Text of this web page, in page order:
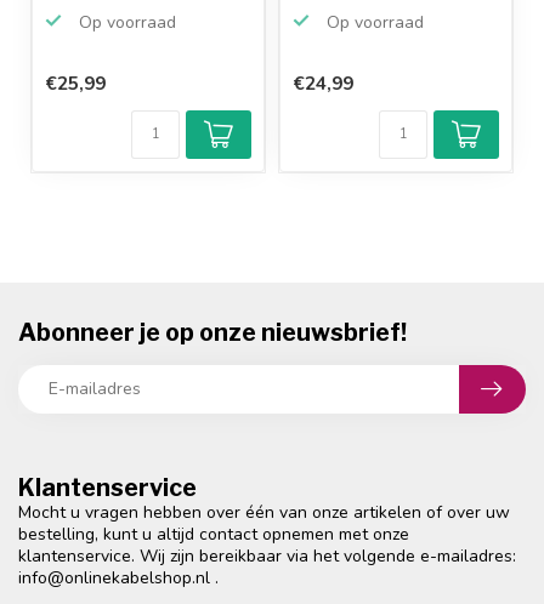
Op voorraad
€25,99
Op voorraad
€24,99
Klantenservice
Mocht u vragen hebben over één van onze artikelen of over uw
bestelling, kunt u altijd contact opnemen met onze
klantenservice. Wij zijn bereikbaar via het volgende e-mailadres:
info@onlinekabelshop.nl .
Abonneer je op onze nieuwsbrief!